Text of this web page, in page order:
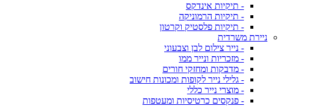
- תיקיות אינדקס
- תיקיות הרמוניקה
- תיקיות פלסטיק וקרטון
ניירת משרדית
- נייר צילום לבן וצבעוני
- מזכריות ונייר ממו
- מדבקות ומחזקי חורים
- גלילי נייר לקופות ומכונות חישוב
- מוצרי נייר כללי
- פנקסים כרטיסיות ומעטפות